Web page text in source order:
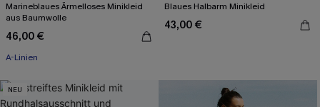
Marineblaues Ärmelloses Minikleid
aus Baumwolle
46,00 €
A-Linien
Blaues Halbarm Minikleid
43,00 €
NEU